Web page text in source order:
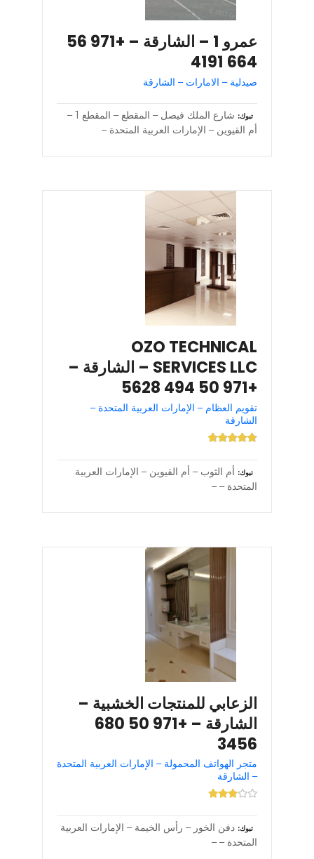
عمرو 1 – الشارقة – +971 56
664 4191
صيدلية – الامارات – الشارقة
تبوك
شارع الملك فيصل – المقطع – المقطع 1 –
أم القيوين – الإمارات العربية المتحدة –
OZO TECHNICAL
SERVICES LLC – الشارقة –
+971 50 494 5628
تقويم العظام – الإمارات العربية المتحدة –
الشارقة
تبوك
أم الثوب – أم القيوين – الإمارات العربية
المتحدة – –
الزعابي للمنتجات الخشبية –
الشارقة – +971 50 680
3456
متجر الهواتف المحمولة – الإمارات العربية المتحدة
– الشارقة
تبوك دفن الخور – رأس الخيمة – الإمارات العربية
المتحدة – –